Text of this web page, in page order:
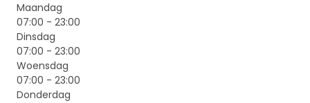
Maandag
07:00 - 23:00
Dinsdag
07:00 - 23:00
Woensdag
07:00 - 23:00
Donderdag